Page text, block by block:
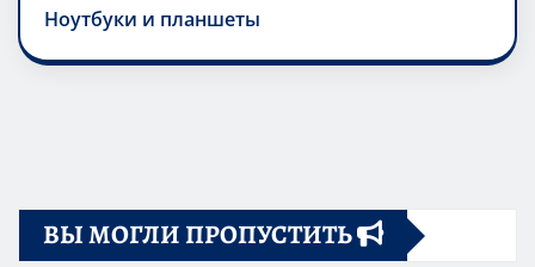
Ноутбуки и планшеты
ВЫ МОГЛИ ПРОПУСТИТЬ